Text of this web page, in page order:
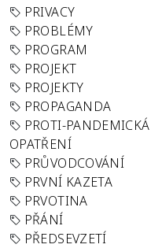
PRIVACY
PROBLÉMY
PROGRAM
PROJEKT
PROJEKTY
PROPAGANDA
PROTI-PANDEMICKÁ
OPATŘENÍ
PRŮVODCOVÁNÍ
PRVNÍ KAZETA
PRVOTINA
PŘÁNÍ
PŘEDSEVZETÍ